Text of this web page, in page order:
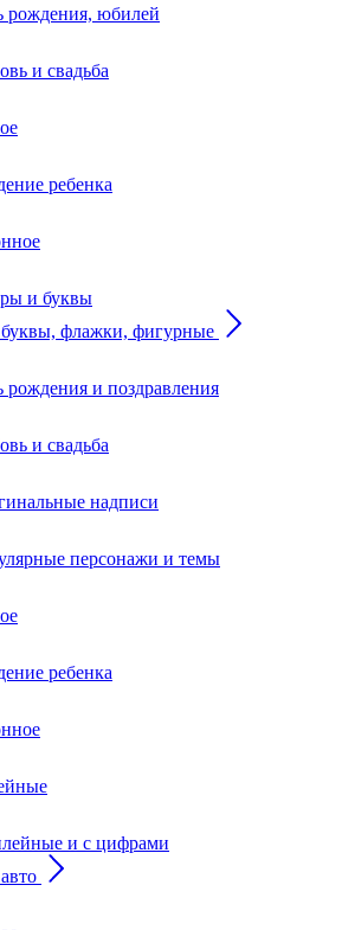
рождения, юбилей
и свадьба
ребенка
и буквы
флажки, фигурные
рождения и поздравления
и свадьба
надписи
персонажи и темы
ребенка
и с цифрами